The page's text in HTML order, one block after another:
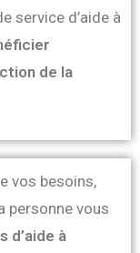
service d’aide à
de la
vos besoins,
personne vous
d’aide à